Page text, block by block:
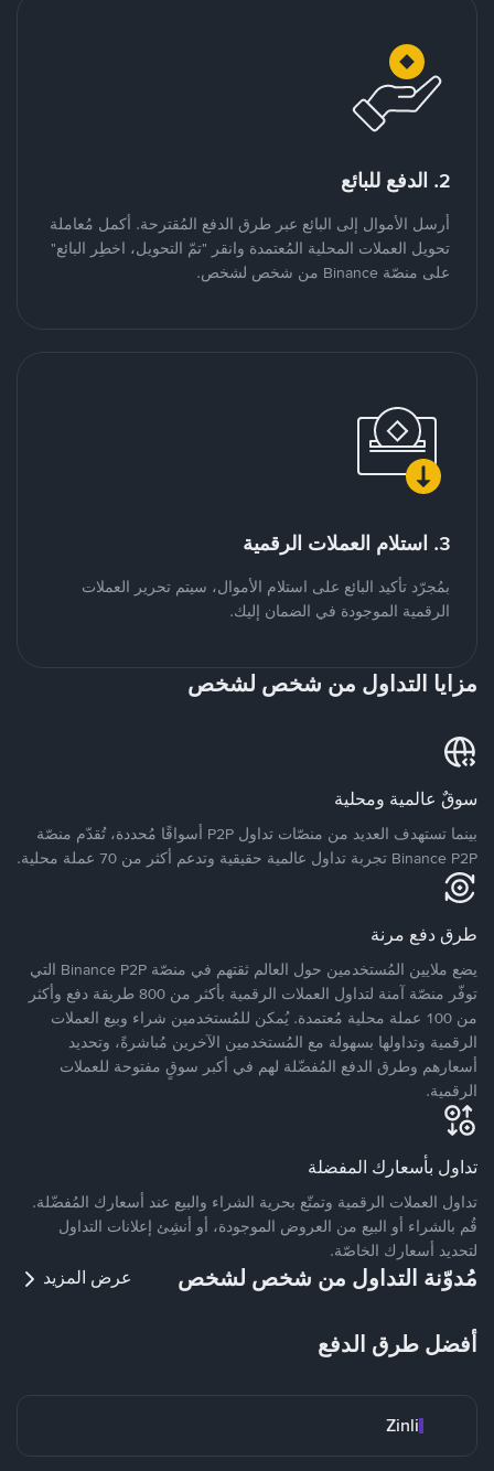
2. الدفع للبائع
أرسل الأموال إلى البائع عبر طرق الدفع المُقترحة. أكمل مُعاملة
تحويل العملات المحلية المُعتمدة وانقر "تمّ التحويل، اخطِر البائع"
على منصّة Binance من شخص لشخص.
3. استلام العملات الرقمية
بمُجرّد تأكيد البائع على استلام الأموال، سيتم تحرير العملات
الرقمية الموجودة في الضمان إليك.
مزايا التداول من شخص لشخص
سوقٌ عالمية ومحلية
بينما تستهدف العديد من منصّات تداول P2P أسواقًا مُحددة، تُقدّم منصّة
Binance P2P تجربة تداول عالمية حقيقية وتدعم أكثر من 70 عملة محلية.
طرق دفع مرنة
يضع ملايين المُستخدمين حول العالم ثقتهم في منصّة Binance P2P التي
توفّر منصّة آمنة لتداول العملات الرقمية بأكثر من 800 طريقة دفع وأكثر
من 100 عملة محلية مُعتمدة. يُمكن للمُستخدمين شراء وبيع العملات
الرقمية وتداولها بسهولة مع المُستخدمين الآخرين مُباشرةً، وتحديد
أسعارهم وطرق الدفع المُفضّلة لهم في أكبر سوقٍ مفتوحة للعملات
الرقمية.
تداول بأسعارك المفضلة
تداول العملات الرقمية وتمتّع بحرية الشراء والبيع عند أسعارك المُفضّلة.
قُم بالشراء أو البيع من العروض الموجودة، أو أنشِئ إعلانات التداول
لتحديد أسعارك الخاصّة.
مُدوّنة التداول من شخص لشخص عرض المزيد
أفضل طرق الدفع
Zinli